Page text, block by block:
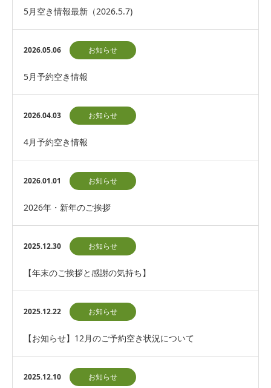
5月空き情報最新（2026.5.7)
2026.05.06 お知らせ
5月予約空き情報
2026.04.03 お知らせ
4月予約空き情報
2026.01.01 お知らせ
2026年・新年のご挨拶
2025.12.30 お知らせ
【年末のご挨拶と感謝の気持ち】
2025.12.22 お知らせ
【お知らせ】12月のご予約空き状況について
2025.12.10 お知らせ